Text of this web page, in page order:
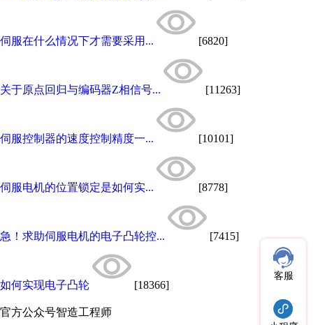
伺服在什么情况下才需要采用... [6820]
关于原点回归与编码器Z相信号... [11263]
伺服控制器的速度控制精度一... [10101]
伺服电机的位置锁定是如何实... [8778]
急！求助伺服电机的电子凸轮控... [7415]
如何实现电子凸轮 [18366]
官方公众号智造工程师
客服